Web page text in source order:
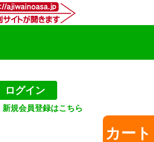
ログイン
新規会員登録はこちら
カート